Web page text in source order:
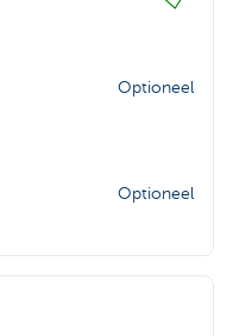
Optioneel
Optioneel